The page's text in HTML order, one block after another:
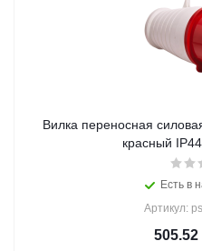
Вилка переносная
Есть в
Артикул:
505.52